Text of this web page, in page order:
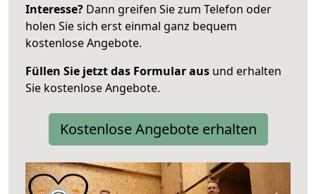
Interesse? Dann greifen Sie zum Telefon oder
holen Sie sich erst einmal ganz bequem
kostenlose Angebote.
Füllen Sie jetzt das Formular aus und erhalten
Sie kostenlose Angebote.
Kostenlose Angebote erhalten